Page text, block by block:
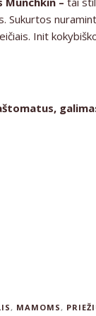
Sukurtos
Init
, MAMOMS,